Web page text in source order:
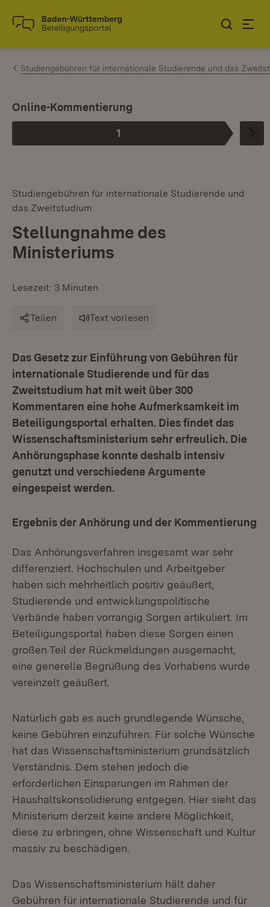
Zum Inhalt springen
Link zur Startseite
Studiengebühren für internationale Studierende und das
Phase
1
:
Online-Kommentierung
Studiengebühren für internationale Studierende und
das Zweitstudium
Stellungnahme des
Ministeriums
Lesezeit: 3 Minuten
Teilen Text vorlesen
Das Gesetz zur Einführung von Gebühren für
internationale Studierende und für das
Zweitstudium hat mit weit über 300
Kommentaren eine hohe Aufmerksamkeit im
Beteiligungsportal erhalten. Dies findet das
Wissenschaftsministerium sehr erfreulich. Die
Anhörungsphase konnte deshalb intensiv
genutzt und verschiedene Argumente
eingespeist werden.
Ergebnis der Anhörung und der Kommentierung
Das Anhörungsverfahren insgesamt war sehr
differenziert. Hochschulen und Arbeitgeber
haben sich mehrheitlich positiv geäußert,
Studierende und entwicklungspolitische
Verbände haben vorrangig Sorgen artikuliert. Im
Beteiligungsportal haben diese Sorgen einen
großen Teil der Rückmeldungen ausgemacht,
eine generelle Begrüßung des Vorhabens wurde
vereinzelt geäußert.
Natürlich gab es auch grundlegende Wünsche,
keine Gebühren einzuführen. Für solche Wünsche
hat das Wissenschaftsministerium grundsätzlich
Verständnis. Dem stehen jedoch die
erforderlichen Einsparungen im Rahmen der
Haushaltskonsolidierung entgegen. Hier sieht das
Ministerium derzeit keine andere Möglichkeit,
diese zu erbringen, ohne Wissenschaft und Kultur
massiv zu beschädigen.
Das Wissenschaftsministerium hält daher
Gebühren für internationale Studierende und für